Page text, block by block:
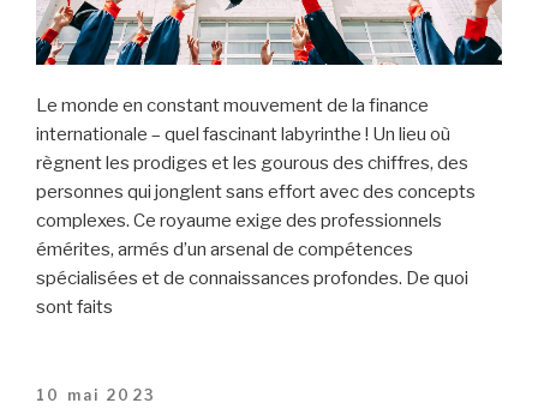
Le monde en constant mouvement de la finance
internationale – quel fascinant labyrinthe ! Un lieu où
règnent les prodiges et les gourous des chiffres, des
personnes qui jonglent sans effort avec des concepts
complexes. Ce royaume exige des professionnels
émérites, armés d’un arsenal de compétences
spécialisées et de connaissances profondes. De quoi
sont faits
Publié
10 mai 2023